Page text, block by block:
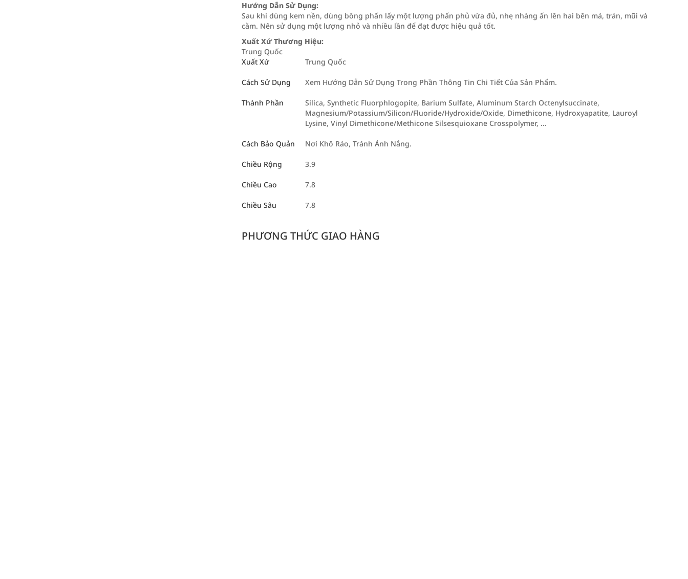
Hướng Dẫn Sử Dụng:
Sau khi dùng kem nền, dùng bông phấn lấy một lượng phấn phủ vừa đủ, nhẹ nhàng ấn lên hai bên má, trán, mũi và
cằm. Nên sử dụng một lượng nhỏ và nhiều lần để đạt được hiệu quả tốt.
Xuất Xứ Thương Hiệu:
Trung Quốc
Xuất Xứ
Trung Quốc
Cách Sử Dụng Xem Hướng Dẫn Sử Dụng Trong Phần Thông Tin Chi Tiết Của Sản Phẩm.
Thành Phần
Silica, Synthetic Fluorphlogopite, Barium Sulfate, Aluminum Starch Octenylsuccinate,
Magnesium/Potassium/Silicon/Fluoride/Hydroxide/Oxide, Dimethicone, Hydroxyapatite, Lauroyl
Lysine, Vinyl Dimethicone/Methicone Silsesquioxane Crosspolymer, …
Cách Bảo Quản Nơi Khô Ráo, Tránh Ánh Nắng.
Chiều Rộng 3.9
Chiều Cao 7.8
Chiều Sâu 7.8
PHƯƠNG THỨC GIAO HÀNG